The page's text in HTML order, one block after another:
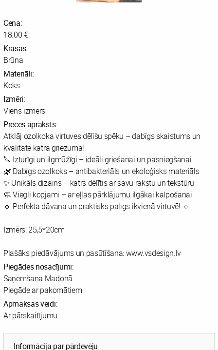
Cena:
18.00 €
Krāsas:
Brūna
Materiāli:
Koks
Izmēri:
Viens izmērs
Preces apraksts:
Atklāj ozolkoka virtuves dēlīšu spēku – dabīgs skaistums un
kvalitāte katrā griezumā!
🔪 Izturīgi un ilgmūžīgi – ideāli griešanai un pasniegšanai
🌿 Dabīgs ozolkoks – antibakteriāls un ekoloģisks materiāls
✨ Unikāls dizains – katrs dēlītis ar savu rakstu un tekstūru
🧼 Viegli kopjami – ar eļļas pārklājumu ilgākai kalpošanai
🔹 Perfekta dāvana un praktisks palīgs ikvienā virtuvē! 🔹
Izmērs: 25,5*20cm
Plašāks piedāvājums un pasūtīšana: www.vsdesign.lv
Piegādes nosacījumi:
Saņemšana Madonā
Piegāde ar pakomātiem
Apmaksas veidi:
Ar pārskaitījumu
Informācija par pārdevēju